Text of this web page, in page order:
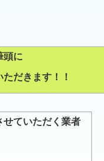
頭に
だきます！！
せていただく業者